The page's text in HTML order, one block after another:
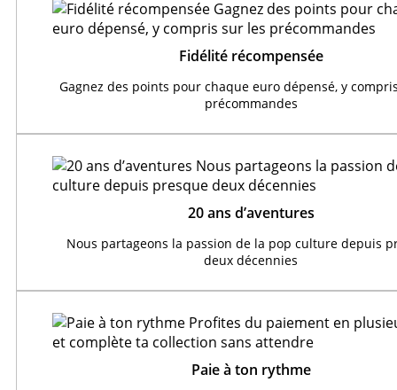
Fidélité récompensée
Gagnez des points pour chaque euro dépensé, y
précommandes
20 ans d’aventures
Nous partageons la passion de la pop culture depuis
deux décennies
Paie à ton rythme